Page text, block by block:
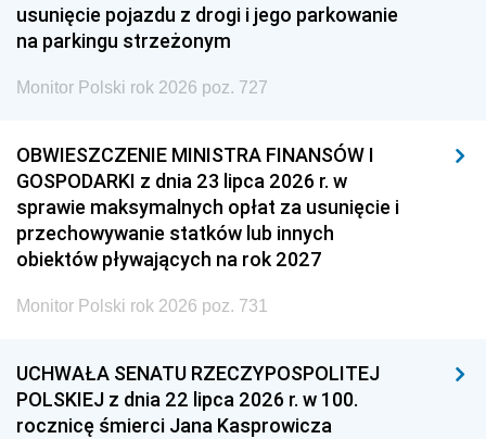
usunięcie pojazdu z drogi i jego parkowanie
na parkingu strzeżonym
Monitor Polski rok 2026 poz. 727
OBWIESZCZENIE MINISTRA FINANSÓW I
GOSPODARKI z dnia 23 lipca 2026 r. w
sprawie maksymalnych opłat za usunięcie i
przechowywanie statków lub innych
obiektów pływających na rok 2027
Monitor Polski rok 2026 poz. 731
UCHWAŁA SENATU RZECZYPOSPOLITEJ
POLSKIEJ z dnia 22 lipca 2026 r. w 100.
rocznicę śmierci Jana Kasprowicza